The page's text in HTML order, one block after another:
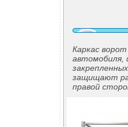
Каркас
автомобиля,
защищают
правой